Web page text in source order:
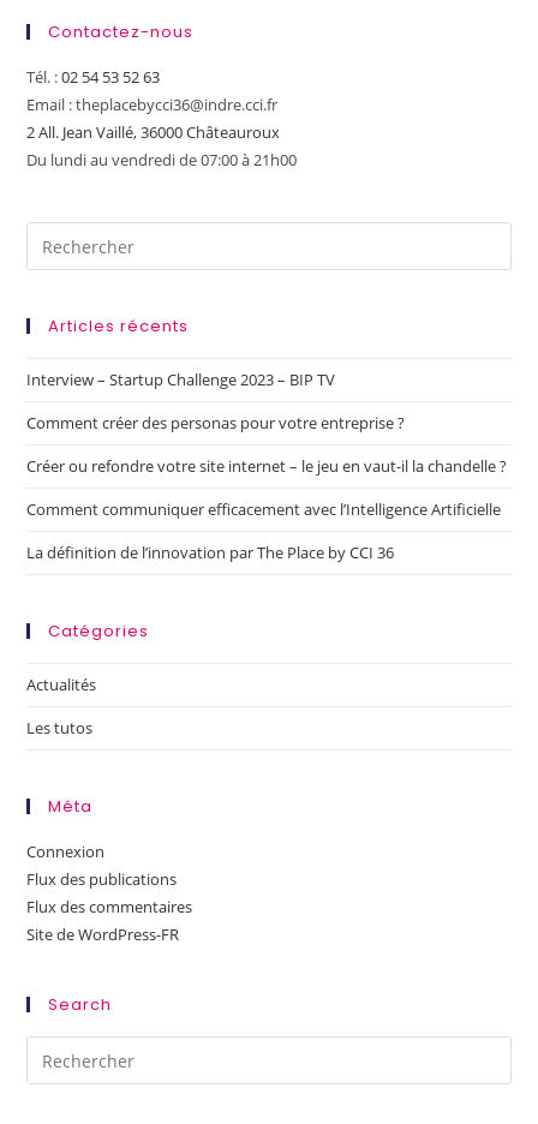
Contactez-nous
Tél. :02 54 53 52 63
Email : theplacebycci36@indre.cci.fr
2 All. Jean Vaillé, 36000 Châteauroux
Du lundi au vendredi de 07:00 à 21h00
Articles récents
Interview – Startup Challenge 2023 – BIP TV
Comment créer des personas pour votre entreprise ?
Créer ou refondre votre site internet – le jeu en vaut-il la chandelle ?
Comment communiquer efficacement avec l’Intelligence Artificielle
La définition de l’innovation par The Place by CCI 36
Catégories
Actualités
Les tutos
Méta
Connexion
Flux des publications
Flux des commentaires
Site de WordPress-FR
Search